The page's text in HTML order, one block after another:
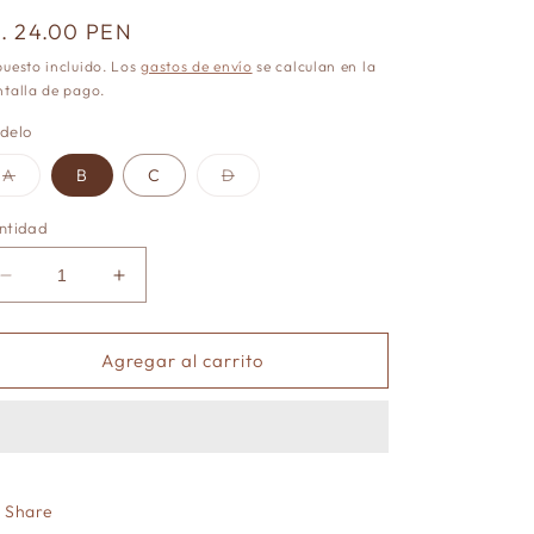
24.00 PEN
incluido. Losgastos de envío se calculan en la
de pago.
AVariante
agotada
no
disponible
B C DVariante
Reducir
cantidad
para
de
hojas
Aumentar
cantidad
para
Librito
de
Agregar al carrito
Share